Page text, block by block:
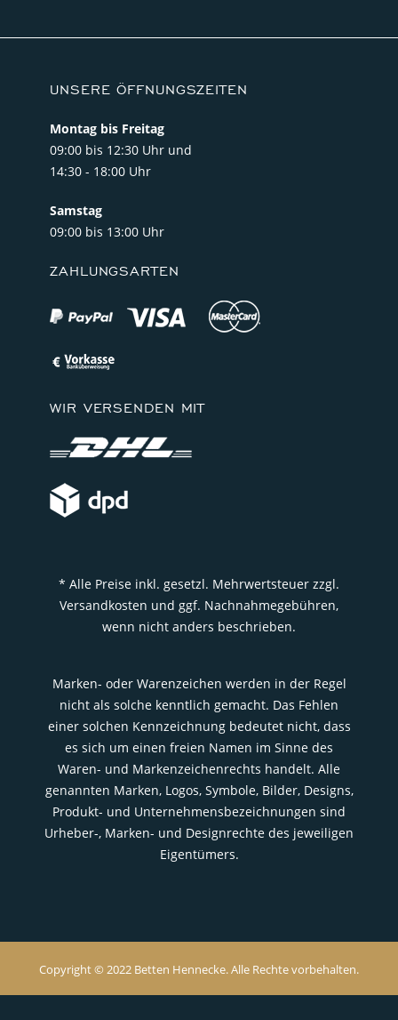
UNSERE ÖFFNUNGSZEITEN
Montag bis Freitag
09:00 bis 12:30 Uhr und
14:30 - 18:00 Uhr
Samstag
09:00 bis 13:00 Uhr
ZAHLUNGSARTEN
WIR VERSENDEN MIT
* Alle Preise inkl. gesetzl. Mehrwertsteuer zzgl.
Versandkosten und ggf. Nachnahmegebühren,
wenn nicht anders beschrieben.
Marken- oder Warenzeichen werden in der Regel
nicht als solche kenntlich gemacht. Das Fehlen
einer solchen Kennzeichnung bedeutet nicht, dass
es sich um einen freien Namen im Sinne des
Waren- und Markenzeichenrechts handelt. Alle
genannten Marken, Logos, Symbole, Bilder, Designs,
Produkt- und Unternehmensbezeichnungen sind
Urheber-, Marken- und Designrechte des jeweiligen
Eigentümers.
Copyright © 2022 Betten Hennecke. Alle Rechte vorbehalten.